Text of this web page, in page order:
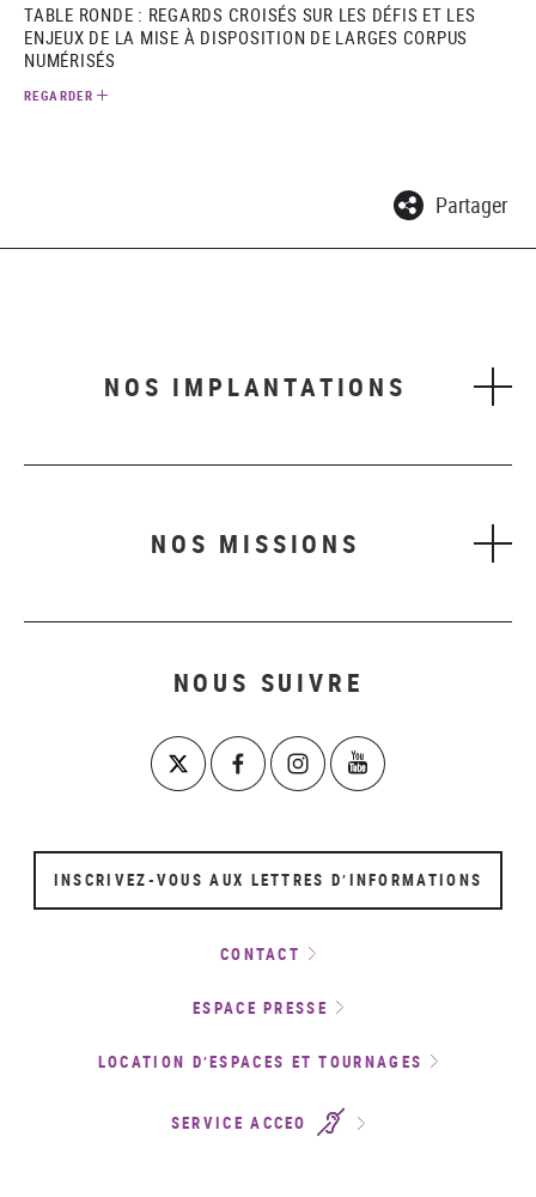
TABLE RONDE : REGARDS CROISÉS SUR LES DÉFIS ET LES
ENJEUX DE LA MISE À DISPOSITION DE LARGES CORPUS
NUMÉRISÉS
REGARDER
Partager
NOS IMPLANTATIONS
NOS MISSIONS
NOUS SUIVRE
INSCRIVEZ-VOUS AUX LETTRES D’INFORMATIONS
CONTACT
ESPACE PRESSE
LOCATION D’ESPACES ET TOURNAGES
SERVICE ACCEO